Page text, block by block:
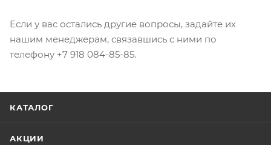
Если у вас остались другие вопросы, задайте их
нашим менеджерам, связавшись с ними по
телефону +7 918 084-85-85.
КАТАЛОГ
АКЦИИ